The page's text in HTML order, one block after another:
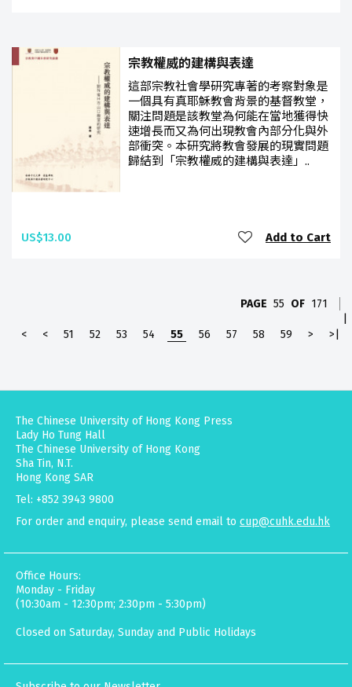
宗教權威的建構與表達
這部宗教社會學研究專著的考察對象是
一個具有真耶穌教會背景的基督教堂，
關注問題是該教堂為何能在當地獲得快
速增長而又為何出現教會內部分化與外
部衝突。本研究將教會發展的現實問題
歸結到「宗教權威的建構與表達」..
US$13.00 Add to Cart
PAGE 55 OF 171
<
< 51 52 53 54 55 56 57 58 59 > >|
The Chinese University of Hong Kong Press
Lady Ho Tung Hall
The Chinese University of Hong Kong
Sha Tin, N.T.
Hong Kong SAR
Tel: +852 3943 9800
For order and enquiry, please send email to cup@cuhk.edu.hk
Office Hours:
Monday - Friday
(10:30am - 12:30pm; 2:30pm - 5:30pm)
Closed on Saturday, Sunday and Public Holidays